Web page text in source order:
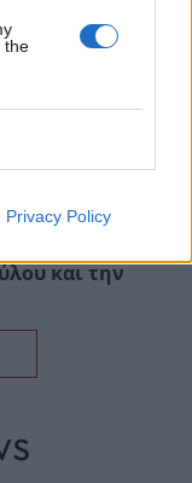
the
Privacy Policy
και την